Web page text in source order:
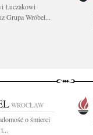
Łuczakowi
Grupa Wróbel...
WROCŁAW
o śmierci